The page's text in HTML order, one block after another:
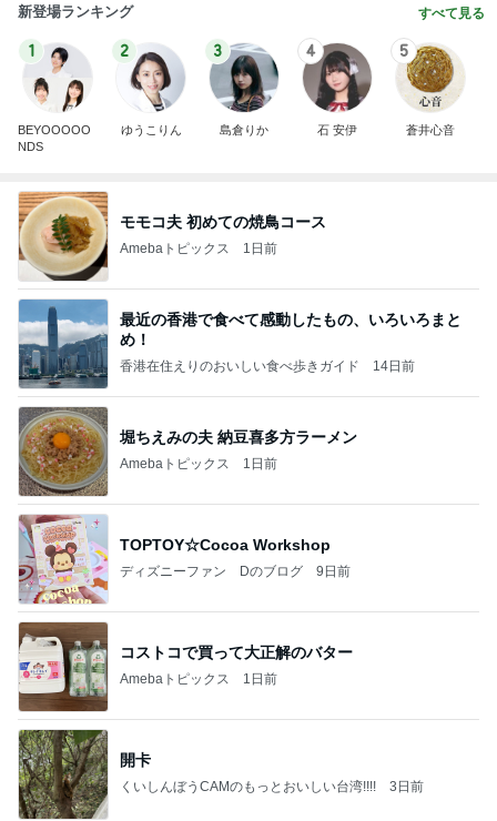
新登場ランキング すべて見る
1
BEYOOOOO
NDS
2
ゆうこりん
3
島倉りか
4
石 安伊
5
蒼井心音
モモコ夫 初めての焼鳥コース
Amebaトピックス 1日前
最近の香港で食べて感動したもの、いろいろまと
め！
香港在住えりのおいしい食べ歩きガイド 14日前
堀ちえみの夫 納豆喜多方ラーメン
Amebaトピックス 1日前
TOPTOY☆Cocoa Workshop
ディズニーファン Dのブログ 9日前
コストコで買って大正解のバター
Amebaトピックス 1日前
開卡
くいしんぼうCAMのもっとおいしい台湾!!!! 3日前